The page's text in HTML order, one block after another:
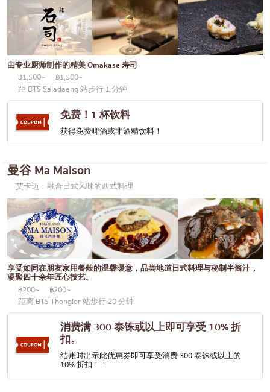
由专业厨师制作的精美 Omakase 寿司
฿1,500~
฿1,500~
距 BTS Saladaeng 站步行 1 分钟
免费！1 杯饮料
获得免费啤酒或非酒精饮料！
曼谷 Ma Maison
艾卡迈：融合日式风味的西式料理
享受如同在朋友家用餐般的温馨暖意，品尝地道日式料理与秘制半酱汁，
凝聚四十余年匠心技艺。
฿200~
฿200~
距离 BTS Thonglor 站步行 20 分钟
消费满 300 泰铢或以上即可享受 10% 折
扣。
结账时出示此优惠券即可享受消费 300 泰铢或以上的
10% 折扣！！